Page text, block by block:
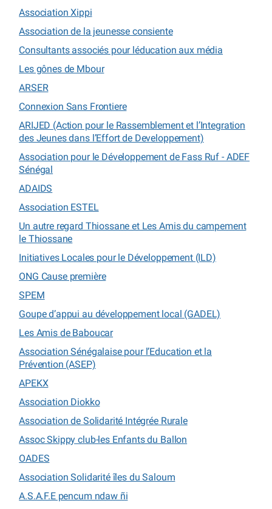
Association Xippi
Association de la jeunesse consiente
Consultants associés pour léducation aux média
Les gônes de Mbour
ARSER
Connexion Sans Frontiere
ARIJED (Action pour le Rassemblement et l’Integration
des Jeunes dans l’Effort de Developpement)
Association pour le Développement de Fass Ruf - ADEF
Sénégal
ADAIDS
Association ESTEL
Un autre regard Thiossane et Les Amis du campement
le Thiossane
Initiatives Locales pour le Développement (ILD)
ONG Cause première
SPEM
Goupe d’appui au développement local (GADEL)
Les Amis de Baboucar
Association Sénégalaise pour l’Education et la
Prévention (ASEP)
APEKX
Association Diokko
Association de Solidarité Intégrée Rurale
Assoc Skippy club-les Enfants du Ballon
OADES
Association Solidarité îles du Saloum
A.S.A.F.E pencum ndaw ñi